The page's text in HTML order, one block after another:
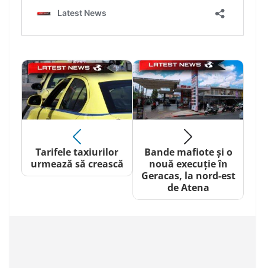
Tarifele taxiurilor
urmează să crească
Bande mafiote și o
nouă execuție în
Geracas, la nord-est
de Atena